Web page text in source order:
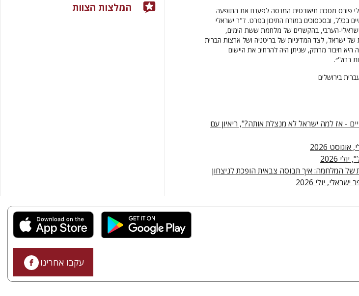
פורס מסכת תיאורטית המנסה לפענח את התופעה
בכלל, ובסכסוכים במזרח התיכון בפרט. ד"ר ישראלי
הערבי, בהקשרים של מלחמת ששת הימים,
של ישראל, לצד המדיניות של בריטניה ושל ארצות הברית
1953) וסואץ. התוצאה היא חיבור מרתק, שניתן היה להרחיב את היישום
ברזל'״.
בירושלים
- אז למה ישראל לא מנצלת אותה?", ריאיון עם
2026
2026
המלחמה: איך תבוסה צבאית הופכת לניצחון
יולי 2026
המלצות הצוות
עקבו אחרינו